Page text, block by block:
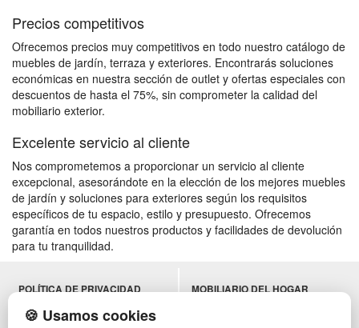
Precios competitivos
Ofrecemos precios muy competitivos en todo nuestro catálogo de
muebles de jardín, terraza y exteriores. Encontrarás soluciones
económicas en nuestra sección de outlet y ofertas especiales con
descuentos de hasta el 75%, sin comprometer la calidad del
mobiliario exterior.
Excelente servicio al cliente
Nos comprometemos a proporcionar un servicio al cliente
excepcional, asesorándote en la elección de los mejores muebles
de jardín y soluciones para exteriores según los requisitos
específicos de tu espacio, estilo y presupuesto. Ofrecemos
garantía en todos nuestros productos y facilidades de devolución
para tu tranquilidad.
POLÍTICA DE PRIVACIDAD
CAMBIOS Y DEVOLUCIONES
MOBILIARIO DEL HOGAR
🍪 Usamos cookies